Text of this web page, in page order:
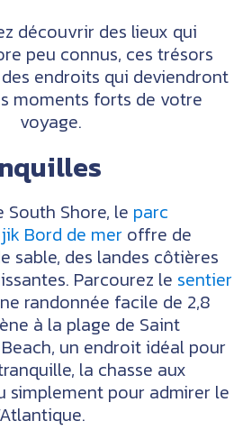
découvrir des lieux qui
peu connus, ces trésors
endroits qui deviendront
moments forts de votre
voyage.
South Shore, le parc
Bord de mer offre de
sable, des landes côtières
Parcourez le sentier
randonnée facile de 2,8
à la plage de Saint
un endroit idéal pour
la chasse aux
simplement pour admirer le